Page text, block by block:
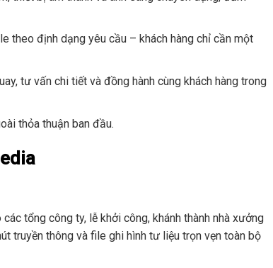
theo định dạng yêu cầu – khách hàng chỉ cần một
tư vấn chi tiết và đồng hành cùng khách hàng trong
thỏa thuận ban đầu.
tổng công ty, lễ khởi công, khánh thành nhà xưởng
truyền thông và file ghi hình tư liệu trọn vẹn toàn bộ